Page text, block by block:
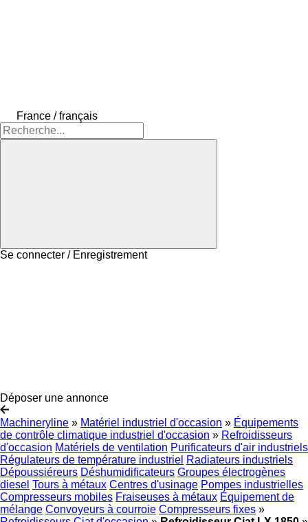
France / français
Se connecter / Enregistrement
Déposer une annonce
Machineryline » Matériel industriel d'occasion » Équipements
de contrôle climatique industriel d'occasion » Refroidisseurs
d'occasion Matériels de ventilation Purificateurs d'air industriels
Régulateurs de température industriel Radiateurs industriels
Dépoussiéreurs Déshumidificateurs Groupes électrogènes
diesel Tours à métaux Centres d'usinage Pompes industrielles
Compresseurs mobiles Fraiseuses à métaux Équipement de
mélange Convoyeurs à courroie Compresseurs fixes »